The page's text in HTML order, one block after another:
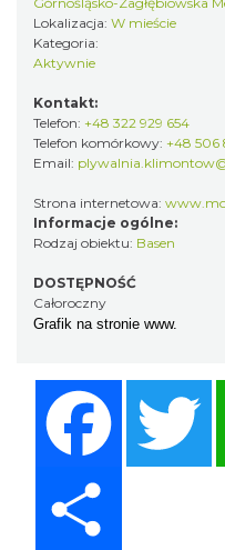
Lokalizacja: W mieście
Kategoria:
Aktywnie
Kontakt:
Telefon: +48 322 929 654
Telefon komórkowy: +48 506
Email:
Strona internetowa:
Informacje ogólne:
Rodzaj obiektu: Basen
DOSTĘPNOŚĆ
Całoroczny
Grafik na stronie www.